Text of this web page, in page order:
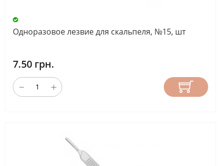
Одноразовое лезвие для скальпеля, №15, шт
7.50 грн.